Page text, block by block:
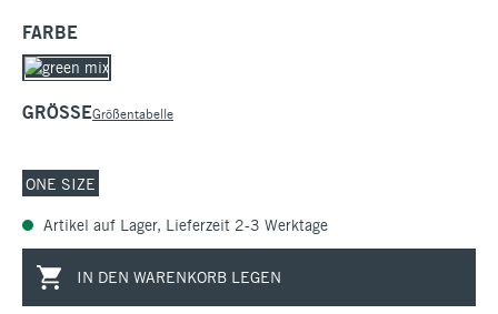
FARBE
AUSWÄHLEN
GRÖSSE
AUSWÄHLEN
Größentabelle
ONE SIZE
Artikel auf Lager, Lieferzeit 2-3 Werktage
IN DEN WARENKORB LEGEN